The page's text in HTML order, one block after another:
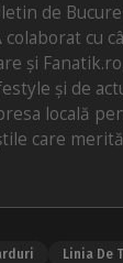
de
cu
și
și de
locală
care
Linia De